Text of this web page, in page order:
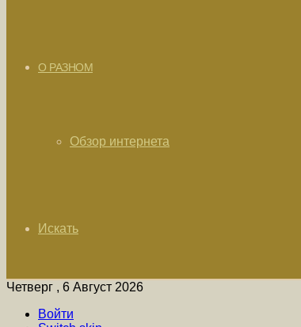
О РАЗНОМ
Обзор интернета
Искать
Четверг , 6 Август 2026
Войти